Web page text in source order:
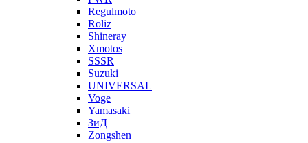
Regulmoto
Roliz
Shineray
Xmotos
SSSR
Suzuki
UNIVERSAL
Voge
Yamasaki
ЗиД
Zongshen